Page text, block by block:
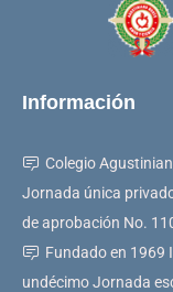
Información
Colegio
Jornada única
de aprobación No.
Fundado en 1969
undécimo Jornada